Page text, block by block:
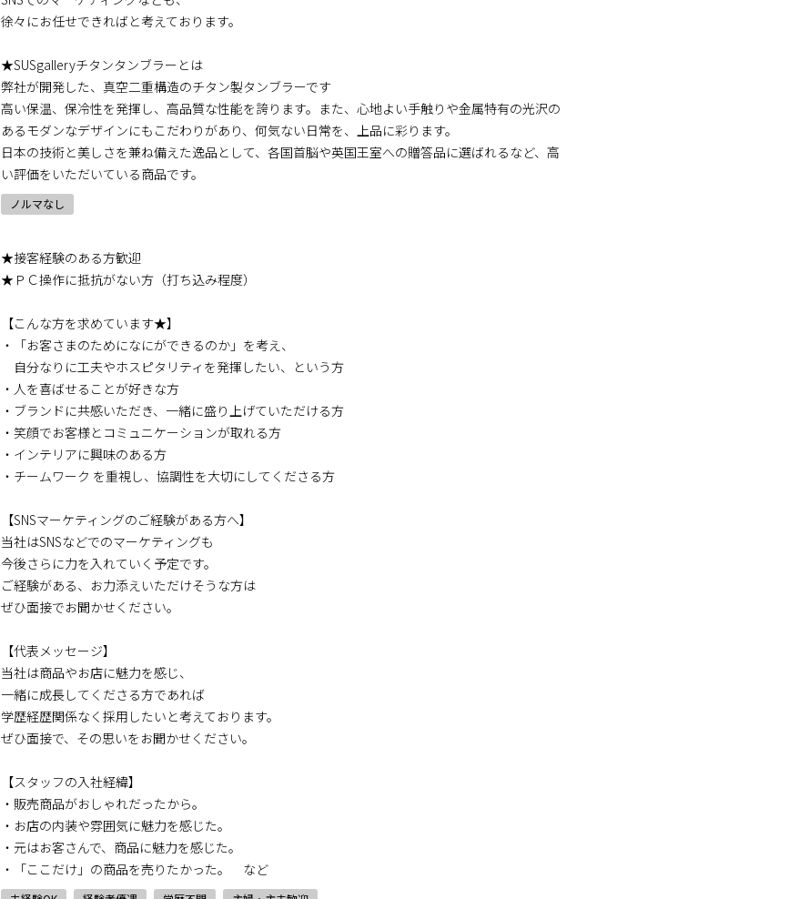
徐々にお任せできればと考えております。
★SUSgalleryチタンタンブラーとは
弊社が開発した、真空二重構造のチタン製タンブラーです
高い保温、保冷性を発揮し、高品質な性能を誇ります。また、心地よい手触りや金属特有の光沢の
あるモダンなデザインにもこだわりがあり、何気ない日常を、上品に彩ります。
日本の技術と美しさを兼ね備えた逸品として、各国首脳や英国王室への贈答品に選ばれるなど、高
い評価をいただいている商品です。
ノルマなし
★接客経験のある方歓迎
★ＰＣ操作に抵抗がない方（打ち込み程度）
【こんな方を求めています★】
・「お客さまのためになにができるのか」を考え、
自分なりに工夫やホスピタリティを発揮したい、という方
・人を喜ばせることが好きな方
・ブランドに共感いただき、一緒に盛り上げていただける方
・笑顔でお客様とコミュニケーションが取れる方
・インテリアに興味のある方
・チームワーク を重視し、協調性を大切にしてくださる方
【SNSマーケティングのご経験がある方へ】
当社はSNSなどでのマーケティングも
今後さらに力を入れていく予定です。
ご経験がある、お力添えいただけそうな方は
ぜひ面接でお聞かせください。
【代表メッセージ】
当社は商品やお店に魅力を感じ、
一緒に成長してくださる方であれば
学歴経歴関係なく採用したいと考えております。
ぜひ面接で、その思いをお聞かせください。
【スタッフの入社経緯】
・販売商品がおしゃれだったから。
・お店の内装や雰囲気に魅力を感じた。
・元はお客さんで、商品に魅力を感じた。
・「ここだけ」の商品を売りたかった。 など